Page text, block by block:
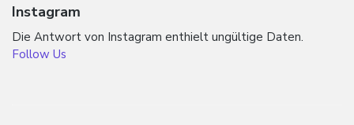
Instagram
Die Antwort von Instagram enthielt ungültige Daten.
Follow Us